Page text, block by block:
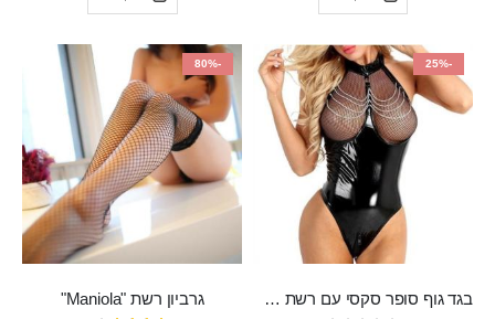
-25%
בגד גוף סופר סקסי עם רשת שקופה בחזה ושרשרות מלמעלה וריצרץ מלמטה Pan במפשעה
-80%
גרביון רשת "Maniola"